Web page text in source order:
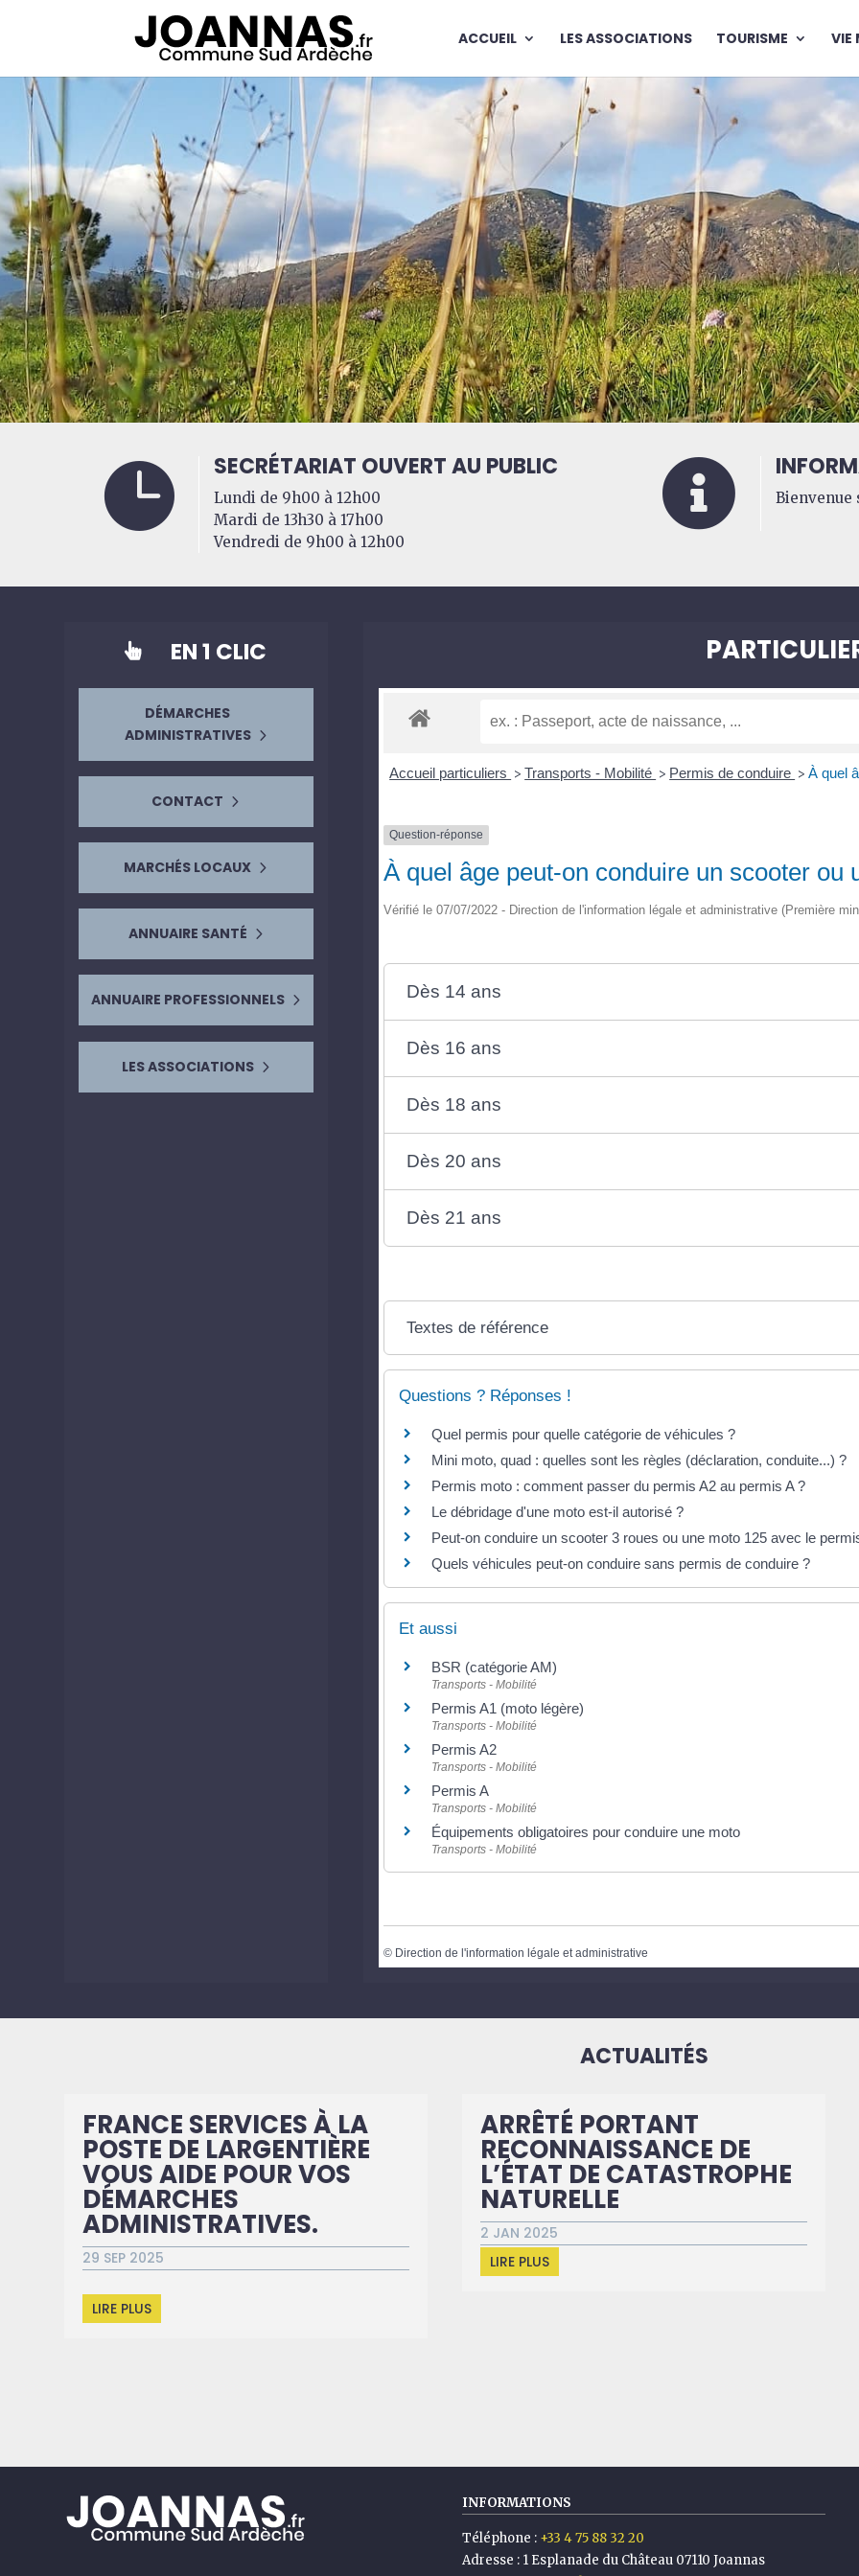
ACCUEIL LES ASSOCIATIONS TOURISME VIE
 SECRÉTARIAT OUVERT AU PUBLIC
Lundi de 9h00 à 12h00
Mardi de 13h30 à 17h00
Vendredi de 9h00 à 12h00
 Bienvenue
 EN 1 CLIC
DÉMARCHES
ADMINISTRATIVES
CONTACT
MARCHÉS LOCAUX
ANNUAIRE SANTÉ
ANNUAIRE PROFESSIONNELS
LES ASSOCIATIONS
Accueil particuliers > Transports - Mobilité > Permis de conduire > À quel
Question-réponse
À quel âge peut-on conduire un scooter ou
Vérifié le 07/07/2022 - Direction de l'information légale et administrative (Première
Dès 14 ans
Dès 16 ans
Dès 18 ans
Dès 20 ans
Dès 21 ans
Textes de référence
Questions ? Réponses !
Quel permis pour quelle catégorie de véhicules ?
Mini moto, quad : quelles sont les règles (déclaration, conduite...) ?
Permis moto : comment passer du permis A2 au permis A ?
Le débridage d'une moto est-il autorisé ?
Peut-on conduire un scooter 3 roues ou une moto 125 avec le
Quels véhicules peut-on conduire sans permis de conduire ?
Et aussi
BSR (catégorie AM)
Transports - Mobilité
Permis A1 (moto légère)
Transports - Mobilité
Permis A2
Transports - Mobilité
Permis A
Transports - Mobilité
Équipements obligatoires pour conduire une moto
Transports - Mobilité
© Direction de l'information légale et administrative
ACTUALITÉS
FRANCE SERVICES À LA
POSTE DE LARGENTIÈRE
VOUS AIDE POUR VOS
DÉMARCHES
ADMINISTRATIVES.
29 SEP 2025
LIRE PLUS
ARRÊTÉ PORTANT
RECONNAISSANCE DE
L’ÉTAT DE CATASTROPHE
NATURELLE
2 JAN 2025
LIRE PLUS
INFORMATIONS
Téléphone : +33 4 75 88 32 20
Adresse : 1 Esplanade du Château 07110 Joannas